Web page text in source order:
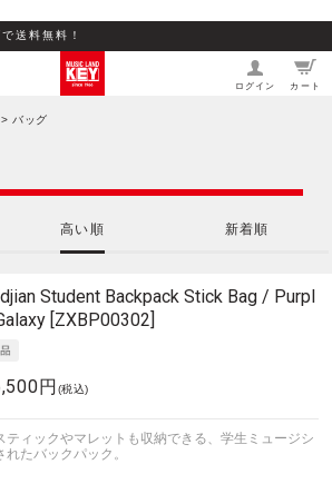
送料無料！
ログイン カート
> バッグ
高い順 新着順
Student Backpack Stick Bag / Purpl
[ZXBP00302]
円 (税込)
ティックやマレットも収納できる、学生ミュージシ
たバックパック。